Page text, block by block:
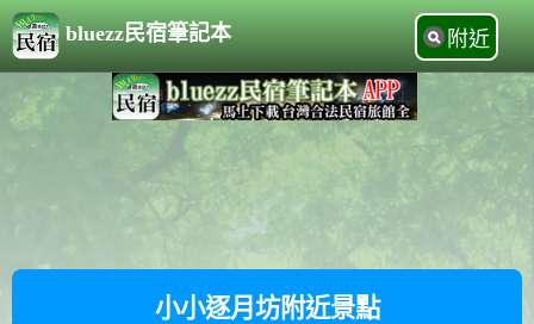
bluezz民宿筆記本 附近
小小逐月坊附近景點